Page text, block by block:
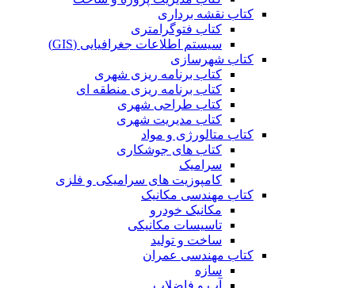
کتاب نقشه برداری
کتاب فتوگرامتری
سیستم اطلاعات جغرافیایی (GIS)
کتاب شهرسازی
کتاب برنامه ریزی شهری
کتاب برنامه ریزی منطقه ای
کتاب طراحی شهری
کتاب مدیریت شهری
کتاب متالورژی و مواد
کتاب های جوشکاری
سرامیک
کامپوزیت های سرامیکی و فلزی
کتاب مهندسی مکانیک
مکانیک خودرو
تاسیسات مکانیکی
ساخت و تولید
کتاب مهندسی عمران
سازه
آب و فاضلاب